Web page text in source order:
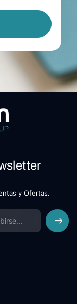
y Ofertas.